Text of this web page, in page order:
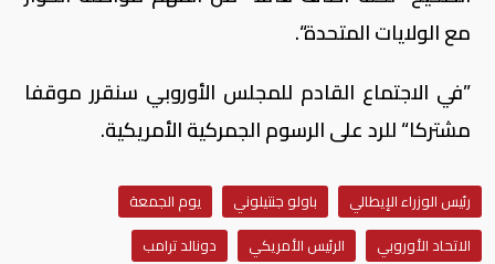
مع الولايات المتحدة“.
”في الاجتماع القادم للمجلس الأوروبي سنقرر موقفا
مشتركا“ للرد على الرسوم الجمركية الأمريكية.
رئيس الوزراء الإيطالي باولو جنتيلوني
يوم الجمعة
الاتحاد الأوروبي
الرئيس الأمريكي
دونالد ترامب